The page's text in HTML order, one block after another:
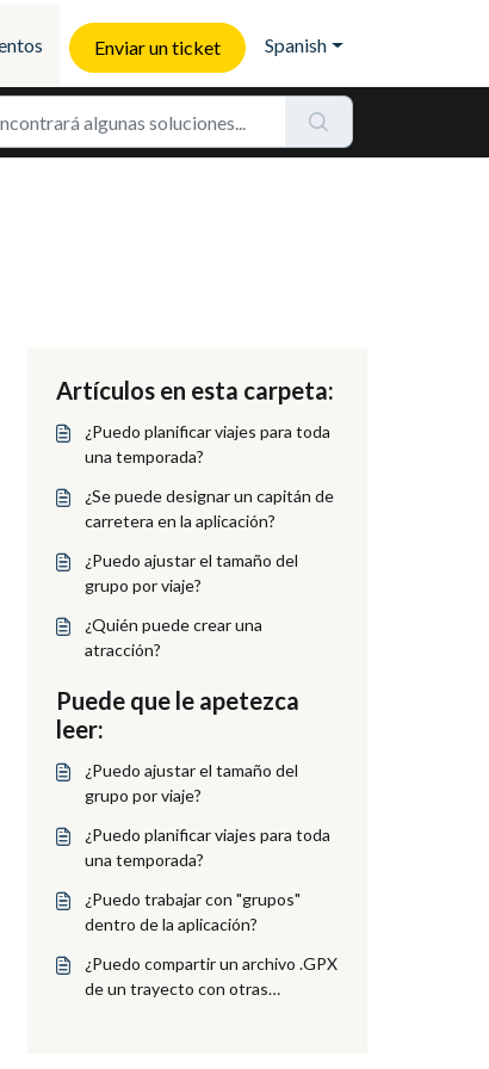
Enviar un ticket Spanish
Artículos en esta carpeta:
¿Puedo planificar viajes para toda
una temporada?
¿Se puede designar un capitán de
carretera en la aplicación?
¿Puedo ajustar el tamaño del
grupo por viaje?
¿Quién puede crear una
atracción?
Puede que le apetezca
leer:
¿Puedo ajustar el tamaño del
grupo por viaje?
¿Puedo planificar viajes para toda
una temporada?
¿Puedo trabajar con "grupos"
dentro de la aplicación?
¿Puedo compartir un archivo .GPX
de un trayecto con otras